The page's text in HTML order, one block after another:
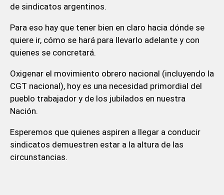
de sindicatos argentinos.
Para eso hay que tener bien en claro hacia dónde se
quiere ir, cómo se hará para llevarlo adelante y con
quienes se concretará.
Oxigenar el movimiento obrero nacional (incluyendo la
CGT nacional), hoy es una necesidad primordial del
pueblo trabajador y de los jubilados en nuestra
Nación.
Esperemos que quienes aspiren a llegar a conducir
sindicatos demuestren estar a la altura de las
circunstancias.